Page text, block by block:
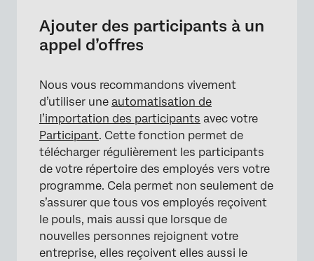
Ajouter des participants à un
appel d’offres
Nous vous recommandons vivement
d’utiliser une automatisation de
l’importation des participants avec votre
Participant. Cette fonction permet de
télécharger régulièrement les participants
de votre répertoire des employés vers votre
programme. Cela permet non seulement de
s’assurer que tous vos employés reçoivent
le pouls, mais aussi que lorsque de
nouvelles personnes rejoignent votre
entreprise, elles reçoivent elles aussi le